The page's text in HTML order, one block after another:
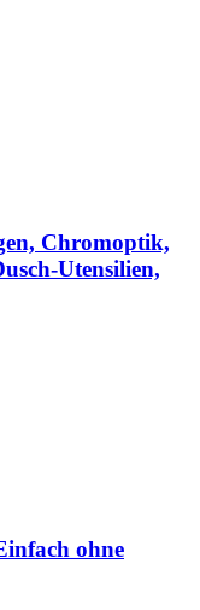
Chromoptik,
Utensilien,
ohne